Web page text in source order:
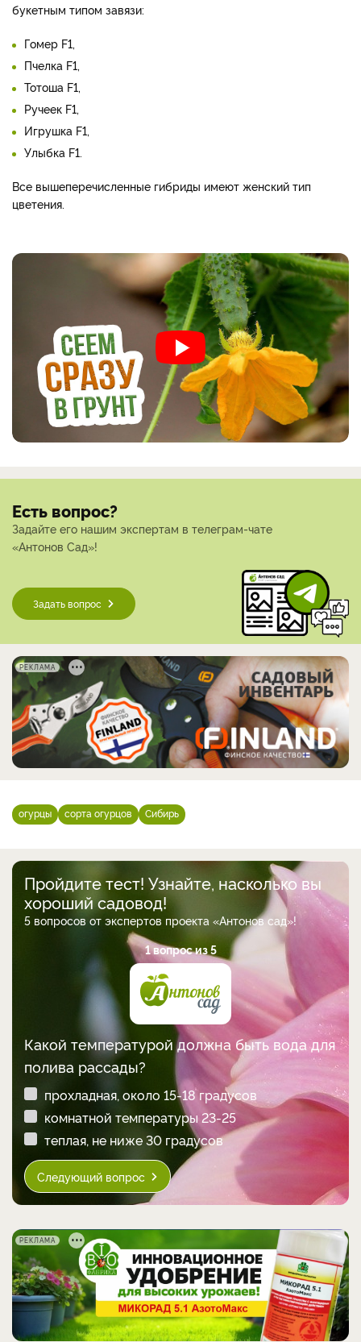
букетным типом завязи:
Гомер F­1,
Пчелка F­1,
Тотоша F­1,
Ручеек F­1,
Игрушка F­1,
Улыбка F­1.
Все вышеперечисленные гибриды имеют женский тип
цветения.
Есть вопрос?
Задайте его нашим экспертам в телеграм-чате
«Антонов Сад»!
Задать вопрос
РЕКЛАМА
огурцы сорта огурцов Сибирь
Пройдите тест! Узнайте, насколько вы
хороший садовод!
5 вопросов от экспертов проекта «Антонов сад»!
1 вопрос из 5
Какой температурой должна быть вода для
полива рассады?
прохладная, около 15-18 градусов
комнатной температуры 23-25
теплая, не ниже 30 градусов
Следующий вопрос
РЕКЛАМА